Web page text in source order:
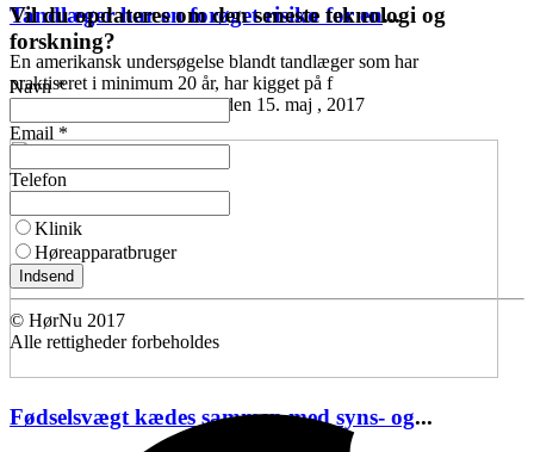
Tandlæger har en forøget risiko for en...
En amerikansk undersøgelse blandt tandlæger som har
praktiseret i minimum 20 år, har kigget på f
Høreomsorg 11:45 mandag den 15. maj , 2017
Fødselsvægt kædes sammen med syns- og...
Vil du opdateres om den seneste teknologi og
forskning?
Navn *
Email *
Telefon
Klinik
Høreapparatbruger
Indsend
© HørNu 2017
Alle rettigheder forbeholdes